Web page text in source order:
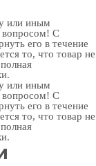
или иным
вопросом! С
его в течение
то, что товар не
или иным
вопросом! С
его в течение
то, что товар не